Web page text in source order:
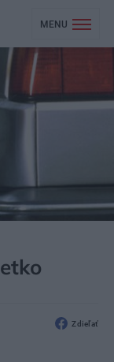
MENU
Zdieľať